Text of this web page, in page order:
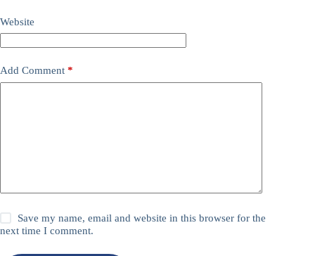
Website
Add Comment *
Save my name, email and website in this browser for the
next time I comment.